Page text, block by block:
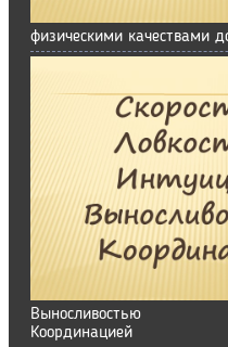
физическими качествами
Выносливостью
Координацией